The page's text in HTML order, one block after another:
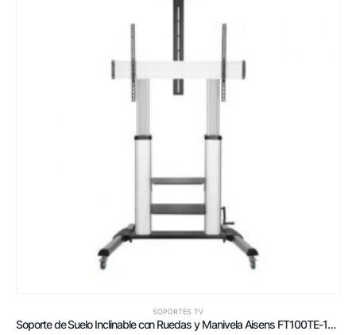
SOPORTES TV
Soporte de Suelo Inclinable con Ruedas y Manivela Aisens FT100TE-125 para TV 60-100’/ hasta 100kg